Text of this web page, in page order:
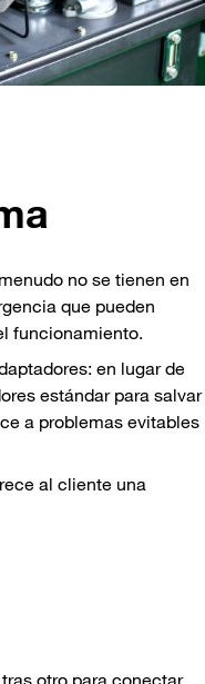
no se tienen en
que pueden
funcionamiento.
en lugar de
estándar para salvar
a problemas evitables
al cliente una